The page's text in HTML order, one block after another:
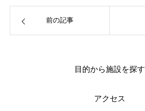
前の記事
目的から施設を探す
アクセス